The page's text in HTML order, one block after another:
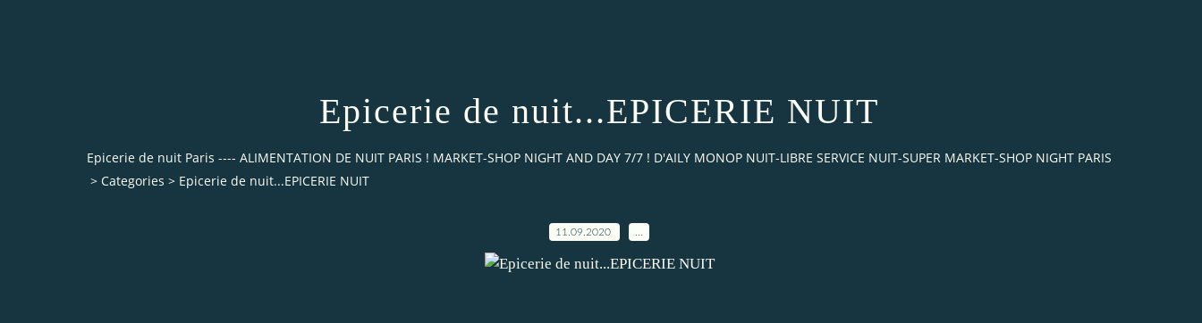
Epicerie de nuit...EPICERIE NUIT
Epicerie de nuit Paris ---- ALIMENTATION DE NUIT PARIS ! MARKET-SHOP NIGHT AND DAY 7/7 ! D'AILY MONOP NUIT-LIBRE SERVICE NUIT-SUPER MARKET-SHOP NIGHT PARIS
> Categories > Epicerie de nuit...EPICERIE NUIT
11.09.2020